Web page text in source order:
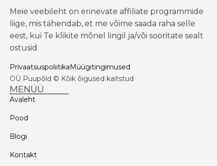
Meie veebileht on erinevate affiliate programmide
liige, mis tähendab, et me võime saada raha selle
eest, kui Te klikite mõnel lingil ja/või sooritate sealt
ostusid.
PrivaatsuspoliitikaMüügitingimused
OÜ Puupõld © Kõik õigused kaitstud
MENÜÜ
Avaleht
Pood
Blogi
Kontakt